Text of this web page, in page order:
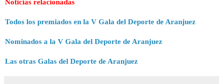
Noticias relacionadas
Todos los premiados en la V Gala del Deporte de Aranjuez
Nominados a la V Gala del Deporte de Aranjuez
Las otras Galas del Deporte de Aranjuez